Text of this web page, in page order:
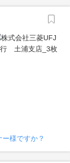
様ですか？